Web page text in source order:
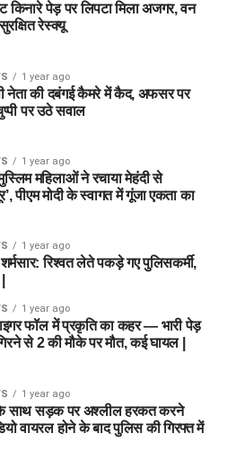
किनारे पेड़ पर लिपटा मिला अजगर, वन
रेस्क्यू
1 year ago
नेता की दबंगई कैमरे में कैद, अफसर पर
पर उठे सवाल
1 year ago
महिलाओं ने रचाया मेहंदी से
पीएम मोदी के स्वागत में गूंजा एकता का
1 year ago
रिश्वत लेते पकड़े गए पुलिसकर्मी,
1 year ago
फॉल में प्रकृति का कहर — भारी पेड़
से 2 की मौके पर मौत, कई घायल |
1 year ago
के साथ सड़क पर अश्लील हरकत करने
वायरल होने के बाद पुलिस की गिरफ्त में